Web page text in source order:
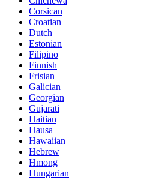
Corsican
Croatian
Dutch
Estonian
Filipino
Finnish
Frisian
Galician
Georgian
Gujarati
Haitian
Hausa
Hawaiian
Hebrew
Hmong
Hungarian